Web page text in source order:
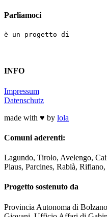
Parliamoci
è un progetto di
INFO
Impressum
Datenschutz
made with ♥ by lola
Comuni aderenti:
Lagundo, Tirolo, Avelengo,
Plaus, Parcines, Rablà, Rifiano,
Progetto sostenuto da
Provincia Autonoma di